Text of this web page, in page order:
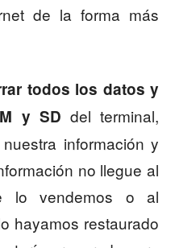
de la forma más
todos los datos y
y SD del terminal,
información y
no llegue al
lo vendemos o al
hayamos restaurado